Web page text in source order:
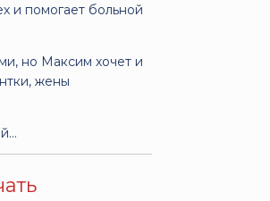
и помогает больной
но Максим хочет и
жены